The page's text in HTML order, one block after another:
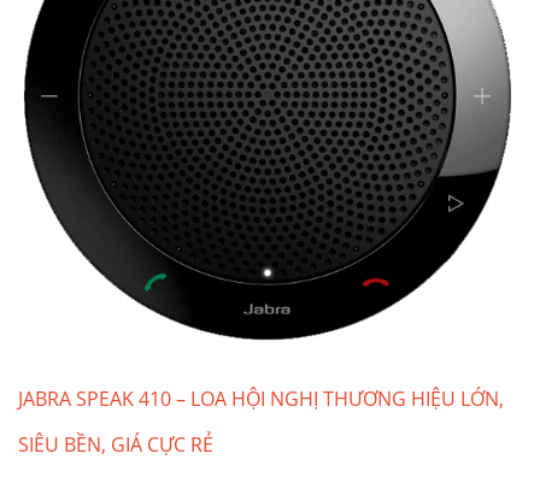
JABRA SPEAK 410 – LOA HỘI NGHỊ THƯƠNG HIỆU LỚN,
SIÊU BỀN, GIÁ CỰC RẺ